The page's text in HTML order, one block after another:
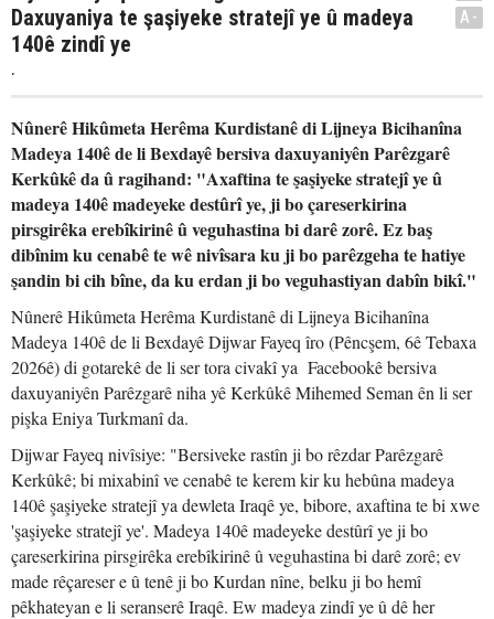
Daxuyaniya te şaşiyeke stratejî ye û madeya
140ê zindî ye
.
A-
Nûnerê Hikûmeta Herêma Kurdistanê di Lijneya Bicihanîna
Madeya 140ê de li Bexdayê bersiva daxuyaniyên Parêzgarê
Kerkûkê da û ragihand: "Axaftina te şaşiyeke stratejî ye û
madeya 140ê madeyeke destûrî ye, ji bo çareserkirina
pirsgirêka erebîkirinê û veguhastina bi darê zorê. Ez baş
dibînim ku cenabê te wê nivîsara ku ji bo parêzgeha te hatiye
şandin bi cih bîne, da ku erdan ji bo veguhastiyan dabîn bikî."
Nûnerê Hikûmeta Herêma Kurdistanê di Lijneya Bicihanîna
Madeya 140ê de li Bexdayê Dijwar Fayeq îro (Pêncşem, 6ê Tebaxa
2026ê) di gotarekê de li ser tora civakî ya Facebookê bersiva
daxuyaniyên Parêzgarê niha yê Kerkûkê Mihemed Seman ên li ser
pişka Eniya Turkmanî da.
Dijwar Fayeq nivîsiye: "Bersiveke rastîn ji bo rêzdar Parêzgarê
Kerkûkê; bi mixabinî ve cenabê te kerem kir ku hebûna madeya
140ê şaşiyeke stratejî ya dewleta Iraqê ye, bibore, axaftina te bi xwe
'şaşiyeke stratejî ye'. Madeya 140ê madeyeke destûrî ye ji bo
çareserkirina pirsgirêka erebîkirinê û veguhastina bi darê zorê; ev
made rêçareser e û tenê ji bo Kurdan nîne, belku ji bo hemî
pêkhateyan e li seranserê Iraqê. Ew madeya zindî ye û dê her